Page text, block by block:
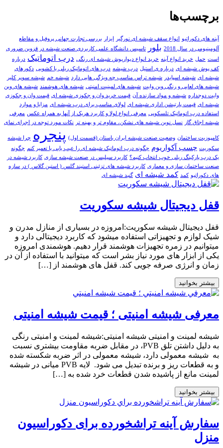
برچسب‌ها
آینه های دکوراتیو انواع سقف شیشه ای نورگیر ایزار
بررسی تجارت جهانی پروفیل و مقاطع
آلومینیومی در سال 2018
بلور
تاسیس دانشگاه علمی کاربردی صنعت شیشه در قزوین ضروری
است حمل خرید انواع آینه خرید انواع دیوارپوش شیشه ای رنگی درب اتوماتیک درباره
کف پوش شیشه ای درباره ی استیل درب شیشه درب های اتوماتیک ریلی یا کشویی دکورهای
شیشه ای شيشه اسپايدر شیشه تراس مناسب چه ویژگی هایی دارد شیشه خم شیشه سوپر کلیر
شیشه های لعابی و رنگی وین وایت شیشه های لمینیت امنیتی شیشه های هوشمند شیشه های وین
وایت دوجداره شیشه و مواد سازنده آن قیمت خرید وان و جکوزی شیشه ای قیمت وان و جکوزی
شیشه ای قیمت پارتیشن اداری شیشه ای لولای مناسب برای درب شیشه ای مزایا و موارد
استفاده درب اتوماتیک تلسکوپی معرفی انواع لولا و کاربرد هریک از آنها به همراه عکس معرفی
شیشه اجاق گاز
نسل نوین شیشه های نشکن، مقاوم تر و بهینه تر نکات مورد توجه در اجرای نمای
کامپوزیت ساختمان وضعیت صنعت شیشه ایران باستان (قسمت اول) پنجره
چرا شیشه
سکوریت چسب آکواریوم چگونه درب اتوماتیک شیشه ای را عیب یابی یا تعمیر کنم
چگونه
یک درب پارکینگ ریلی خوب انتخاب کنیم؟ کاربرد سیلیس در صنعت شيشه سازی کاربرد شیشه در
صنعت ساختمان سازی و معماری کاربرد شیشه های تزئینی استیند گلس ( استین گلاس ) در سازه
های دکوراتیو کمد کمد شیشه ای گنبد شیشه ای
قفل دیجیتال شیشه سکوریت
قفل دیجیتال شیشه سکوریت:امروزه در بسیاری از منازل مدرن و
شیک لوازم و تجهیزاتی استفاده میشود که کاربرد دیجیتالی دارد و
میتوانیم در زمره تجهیزات هوشمند قرار دهیم. هوشمندی امروزه
یکی از ابزار های مورد نیاز بشر است که میتوانید با استفاده از آن در
زمان و انرژی صرفه جویی کند. قفل های هوشمند از […]
بیشتر بخوانید
معرفی شیشه امنیتی ؛​ قیمت شیشه امنیتی
شیشه لمینت و امنیتی شیشه امنیتی:شیشه لمینت و امنیتی رنگی
به دلیل داشتن تلق PVB، در مقابل ضربه مقاومت بیشتری نسبت
به شیشه معمولی دارد، شیشه معمولی در اثر ضربه شکسته شده
و به قطعات ریز و برنده تبدیل می شود. لایه PVB میانی در شیشه
لمینت مانع از پاشیده شدن قطعات خرد شده به […]
بیشتر بخوانید
سفارش آینه تراشخورده برای دکوراسیون
منزل